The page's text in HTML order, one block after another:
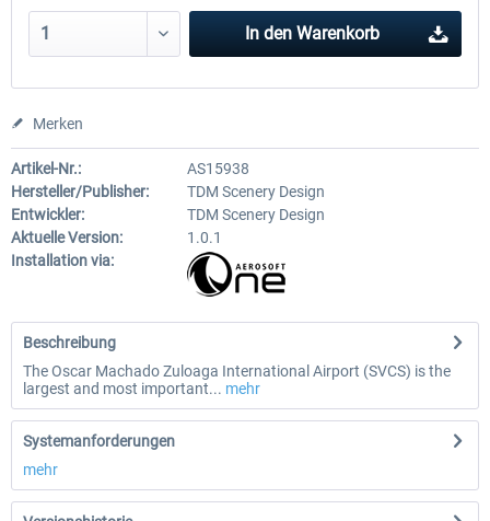
In den Warenkorb
Merken
Artikel-Nr.:
AS15938
Hersteller/Publisher:
TDM Scenery Design
Entwickler:
TDM Scenery Design
Aktuelle Version:
1.0.1
Installation via:
Beschreibung
The Oscar Machado Zuloaga International Airport (SVCS) is the
largest and most important... mehr
Systemanforderungen
mehr